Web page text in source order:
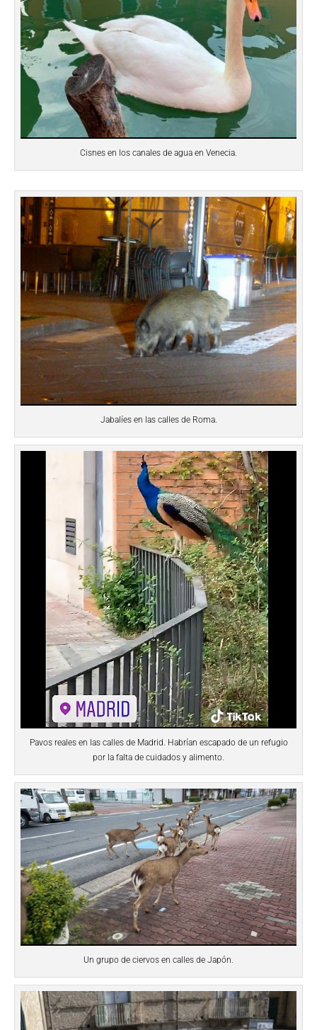
Cisnes en los canales de agua en Venecia.
Jabalíes en las calles de Roma.
Pavos reales en las calles de Madrid. Habrían escapado de un refugio
por la falta de cuidados y alimento.
Un grupo de ciervos en calles de Japón.